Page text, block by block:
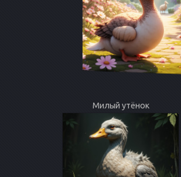
Милый утёнок